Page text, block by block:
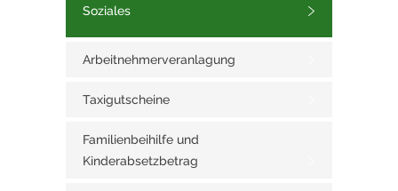
Soziales
Arbeitnehmerveranlagung
Taxigutscheine
Familienbeihilfe und
Kinderabsetzbetrag